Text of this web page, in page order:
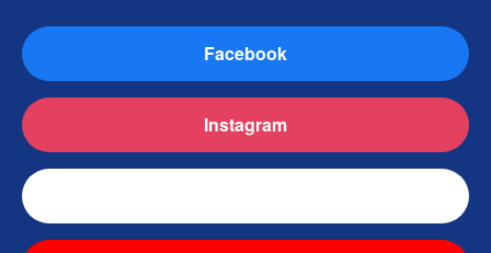
Facebook
Instagram